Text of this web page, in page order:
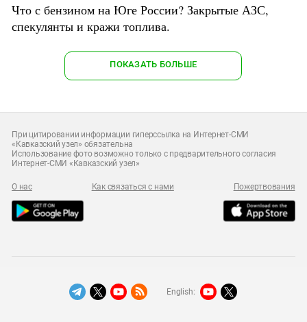
Что с бензином на Юге России? Закрытые АЗС,
спекулянты и кражи топлива.
ПОКАЗАТЬ БОЛЬШЕ
При цитировании информации гиперссылка на Интернет-СМИ
«Кавказский узел» обязательна
Использование фото возможно только с предварительного согласия
Интернет-СМИ «Кавказский узел»
О нас Как связаться с нами Пожертвования
English: